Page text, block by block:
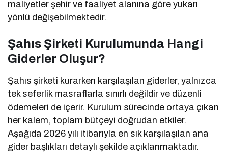
maliyetler şehir ve faaliyet alanına göre yukarı
yönlü değişebilmektedir.
Şahıs Şirketi Kurulumunda Hangi
Giderler Oluşur?
Şahıs şirketi kurarken karşılaşılan giderler, yalnızca
tek seferlik masraflarla sınırlı değildir ve düzenli
ödemeleri de içerir. Kurulum sürecinde ortaya çıkan
her kalem, toplam bütçeyi doğrudan etkiler.
Aşağıda 2026 yılı itibarıyla en sık karşılaşılan ana
gider başlıkları detaylı şekilde açıklanmaktadır.